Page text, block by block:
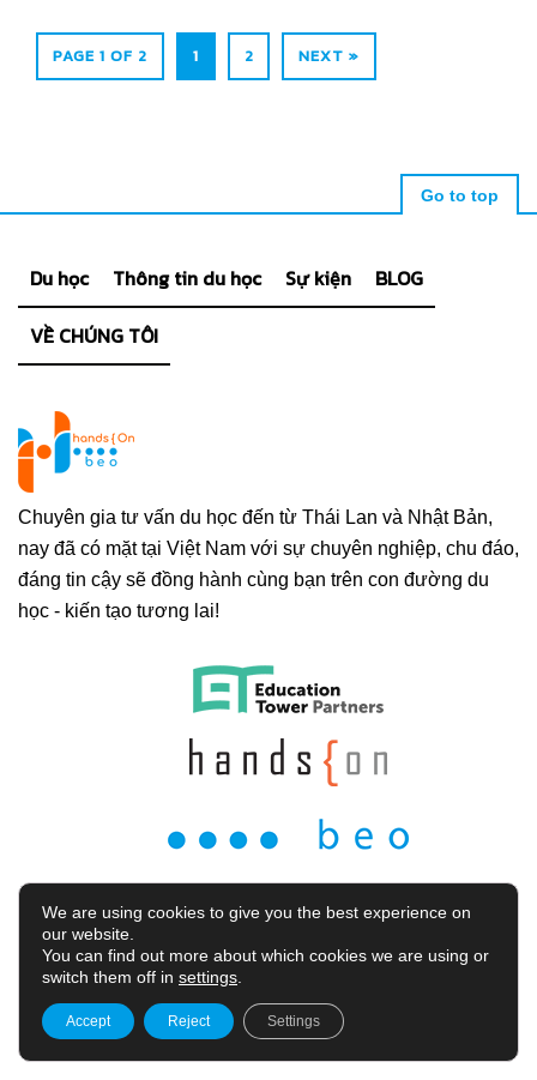
PAGE 1 OF 2 1 2 NEXT »
Go to top
Chuyên gia tư vấn du học đến từ Thái Lan và Nhật Bản,
nay đã có mặt tại Việt Nam với sự chuyên nghiệp, chu đáo,
đáng tin cậy sẽ đồng hành cùng bạn trên con đường du
học - kiến tạo tương lai!
Du học Thông tin du học Sự kiện
BLOG
VỀ CHÚNG TÔI
Terms and Conditions
Copyright 2022 Hands On - BEO Co.,Ltd. All Rights Reserved.
We are using cookies to give you the best experience on
our website.
You can find out more about which cookies we are using or
switch them off in settings
Accept Reject Settings